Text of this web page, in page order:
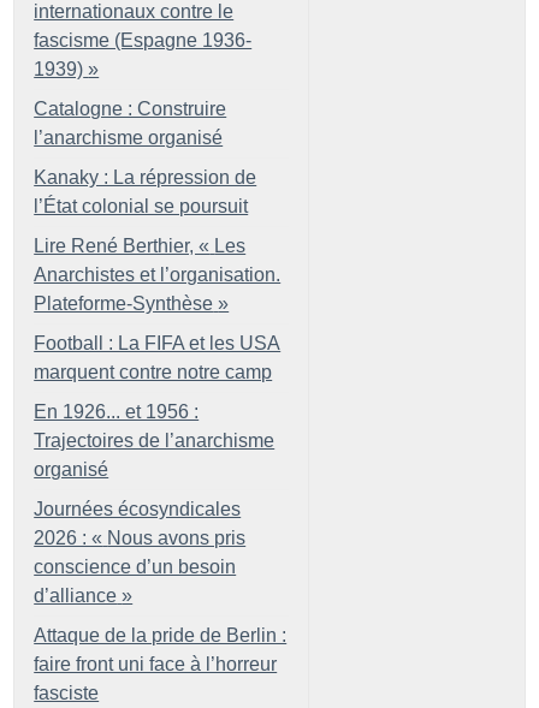
internationaux contre le
fascisme (Espagne 1936-
1939) »
Catalogne : Construire
l’anarchisme organisé
Kanaky : La répression de
l’État colonial se poursuit
Lire René Berthier, « Les
Anarchistes et l’organisation.
Plateforme-Synthèse »
Football : La FIFA et les USA
marquent contre notre camp
En 1926... et 1956 :
Trajectoires de l’anarchisme
organisé
Journées écosyndicales
2026 : « Nous avons pris
conscience d’un besoin
d’alliance »
Attaque de la pride de Berlin :
faire front uni face à l’horreur
fasciste